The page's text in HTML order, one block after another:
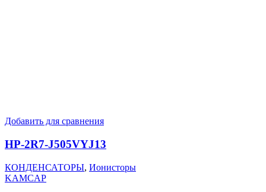
Добавить для сравнения
HP-2R7-J505VYJ13
КОНДЕНСАТОРЫ, Ионисторы
KAMCAP